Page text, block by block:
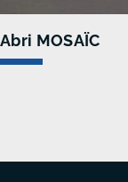
Abri MOSAÏC